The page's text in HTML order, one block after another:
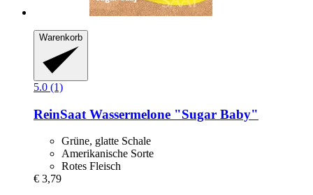
Warenkorb
5.0 (1)
ReinSaat Wassermelone "Sugar Baby"
Grüne, glatte Schale
Amerikanische Sorte
Rotes Fleisch
€ 3,79